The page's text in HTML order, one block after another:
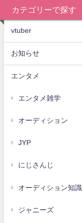
カテゴリーで探す
vtuber
お知らせ
エンタメ
エンタメ雑学
オーディション
JYP
にじさんじ
オーディション知識
ジャニーズ